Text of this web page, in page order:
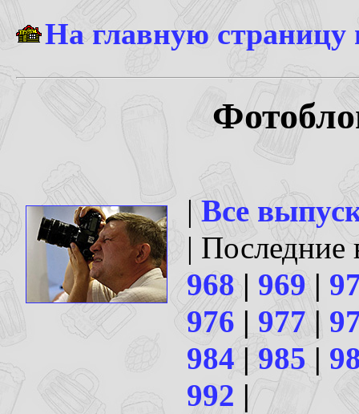
На главную страницу
|Все
|
968 | 969|
976 | 977 |
984 | 985|
992 |